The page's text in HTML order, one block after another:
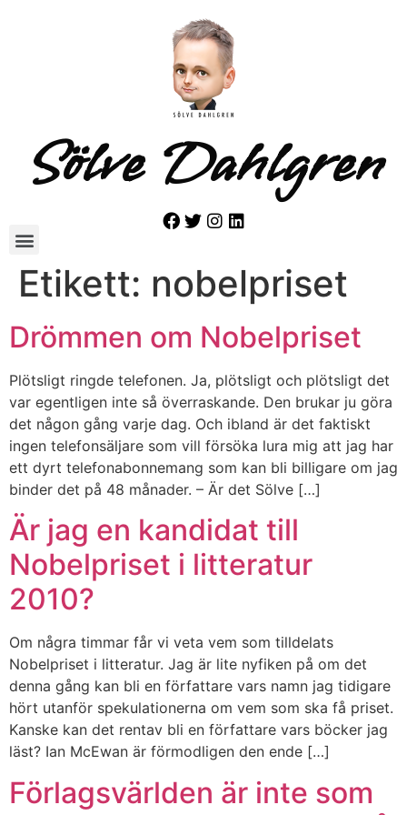
Sölve Dahlgren
Etikett: nobelpriset
Drömmen om Nobelpriset
Plötsligt ringde telefonen. Ja, plötsligt och plötsligt det
var egentligen inte så överraskande. Den brukar ju göra
det någon gång varje dag. Och ibland är det faktiskt
ingen telefonsäljare som vill försöka lura mig att jag har
ett dyrt telefonabonnemang som kan bli billigare om jag
binder det på 48 månader. – Är det Sölve […]
Är jag en kandidat till
Nobelpriset i litteratur
2010?
Om några timmar får vi veta vem som tilldelats
Nobelpriset i litteratur. Jag är lite nyfiken på om det
denna gång kan bli en författare vars namn jag tidigare
hört utanför spekulationerna om vem som ska få priset.
Kanske kan det rentav bli en författare vars böcker jag
läst? Ian McEwan är förmodligen den ende […]
Förlagsvärlden är inte som